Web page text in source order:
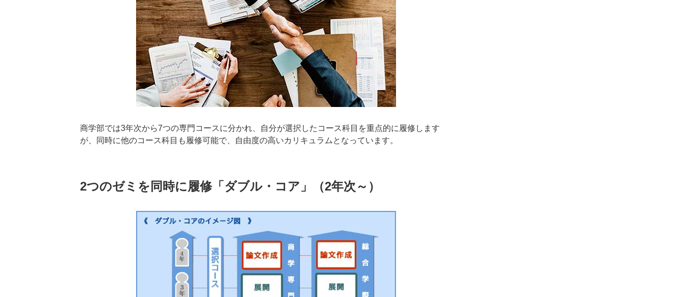
商学部では3年次から7つの専門コースに分かれ、自分が選択したコース科目を重点的に履修します
が、同時に他のコース科目も履修可能で、自由度の高いカリキュラムとなっています。
2つのゼミを同時に履修「ダブル・コア」（2年次～）